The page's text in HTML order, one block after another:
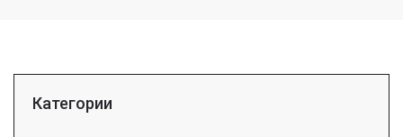
Категории